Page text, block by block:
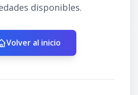
disponibles.
Volver al inicio